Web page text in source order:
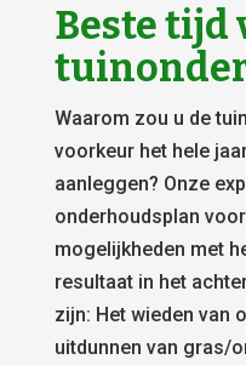
Beste tijd
Waarom zou u de
voorkeur het hele
aanleggen? Onze
onderhoudsplan
mogelijkheden met
resultaat in het
zijn: Het wieden van
uitdunnen van gras/